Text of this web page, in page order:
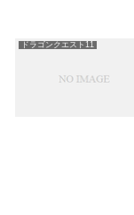
ドラゴンクエスト11